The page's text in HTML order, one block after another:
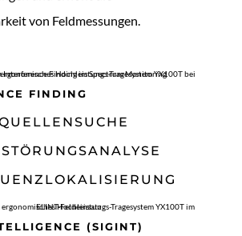
von Feldmessungen.
FINDING
(SIGINT)